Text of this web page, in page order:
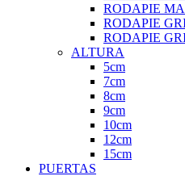
RODAPIE
RODAPIE
RODAPIE
ALTURA
5cm
7cm
8cm
9cm
10cm
12cm
15cm
PUERTAS